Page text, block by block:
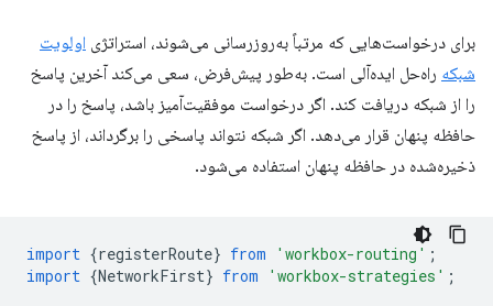
برای درخواست‌هایی که مرتباً به‌روزرسانی می‌شوند، استراتژی اولویت
شبکه راه‌حل ایده‌آلی است. به‌طور پیش‌فرض، سعی می‌کند آخرین پاسخ
را از شبکه دریافت کند. اگر درخواست موفقیت‌آمیز باشد، پاسخ را در
حافظه پنهان قرار می‌دهد. اگر شبکه نتواند پاسخی را برگرداند، از پاسخ
ذخیره‌شده در حافظه پنهان استفاده می‌شود.
import {registerRoute} from 'workbox-routing' ;
import {NetworkFirst} from 'workbox-strategies' ;